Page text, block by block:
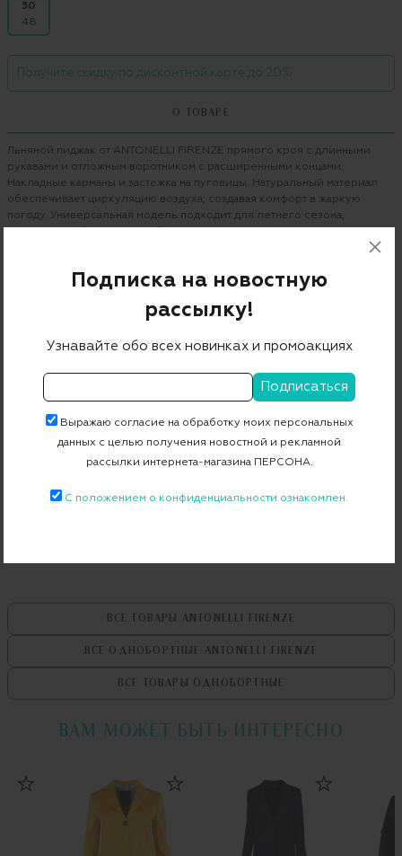
50
48
Получите скидку по дисконтной карте до 20%
О ТОВАРЕ
Льняной пиджак от ANTONELLI FIRENZE прямого кроя с длинными
рукавами и отложным воротником с расширенными концами.
Накладные карманы и застежка на пуговицы. Натуральный материал
обеспечивает циркуляцию воздуха, создавая комфорт в жаркую
погоду. Универсальная модель подходит для летнего сезона,
Артикул E3370-510P
ВСЕ ТОВАРЫ ANTONELLI FIRENZE
ВСЕ ОДНОБОРТНЫЕ ANTONELLI FIRENZE
ВСЕ ТОВАРЫ ОДНОБОРТНЫЕ
ВАМ МОЖЕТ БЫТЬ ИНТЕРЕСНО
Подписка на новостную
рассылку!
Узнавайте обо всех новинках и промоакциях
Выражаю согласие на обработку моих персональных
данных с целью получения новостной и рекламной
рассылки интернета-магазина ПЕРСОНА.
С положением о конфиденциальности ознакомлен.